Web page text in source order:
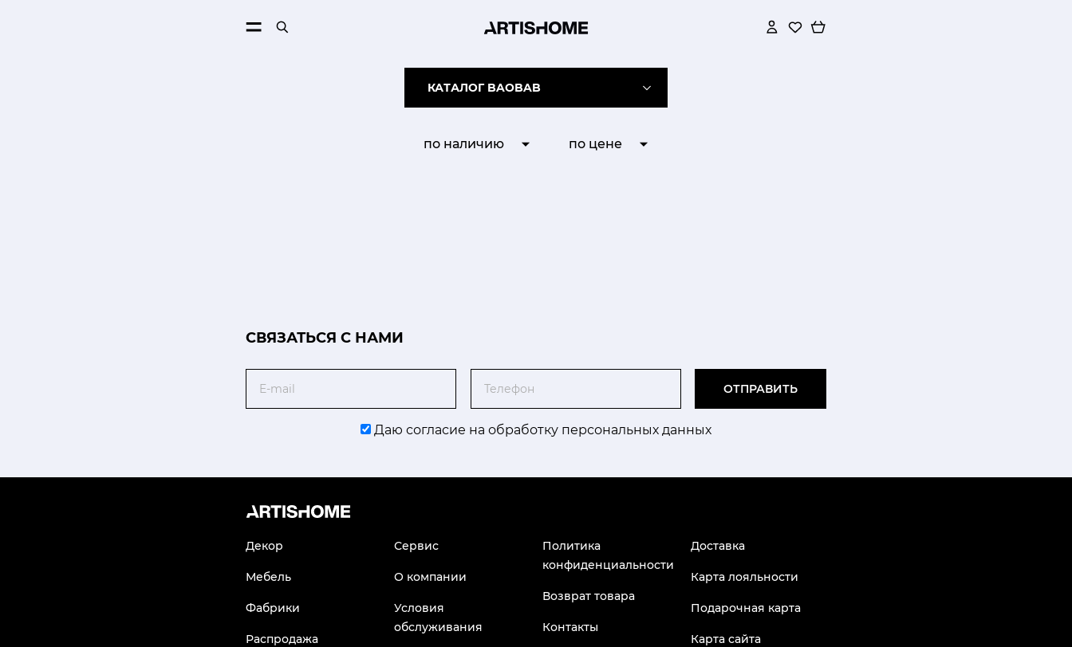
КАТАЛОГ BAOBAB
по наличию по цене
CВЯЗАТЬСЯ С НАМИ
ОТПРАВИТЬ
Даю согласие на обработку персональных данных
Декор
Мебель
Фабрики
Распродажа
Сервис
О компании
Условия
обслуживания
Политика
конфиденциальности
Возврат товара
Контакты
Доставка
Карта лояльности
Подарочная карта
Карта сайта